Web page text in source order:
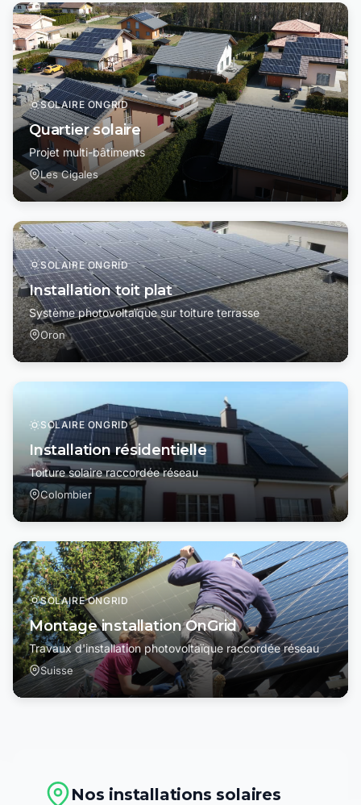
SOLAIRE ONGRID
Quartier solaire
Projet multi-bâtiments
Les Cigales
SOLAIRE ONGRID
Installation toit plat
Système photovoltaïque sur toiture terrasse
Oron
SOLAIRE ONGRID
Installation résidentielle
Toiture solaire raccordée réseau
Colombier
SOLAIRE ONGRID
Montage installation OnGrid
Travaux d'installation photovoltaïque raccordée réseau
Suisse
Nos installations solaires